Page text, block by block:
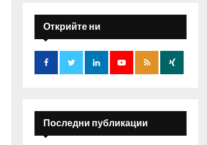
:
E
A
R
Открийте ни
Последни публикации